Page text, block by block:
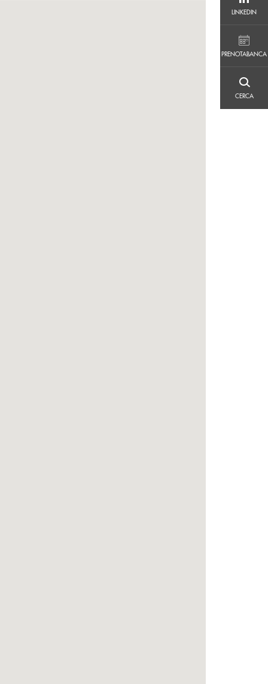
LINKEDIN
LINKEDIN
PRENOTABANCA
CERCA